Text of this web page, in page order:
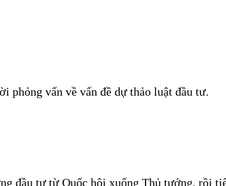
phỏng vấn về vấn đề dự thảo luật đầu tư.
đầu tư từ Quốc hội xuống Thủ tướng, rồi